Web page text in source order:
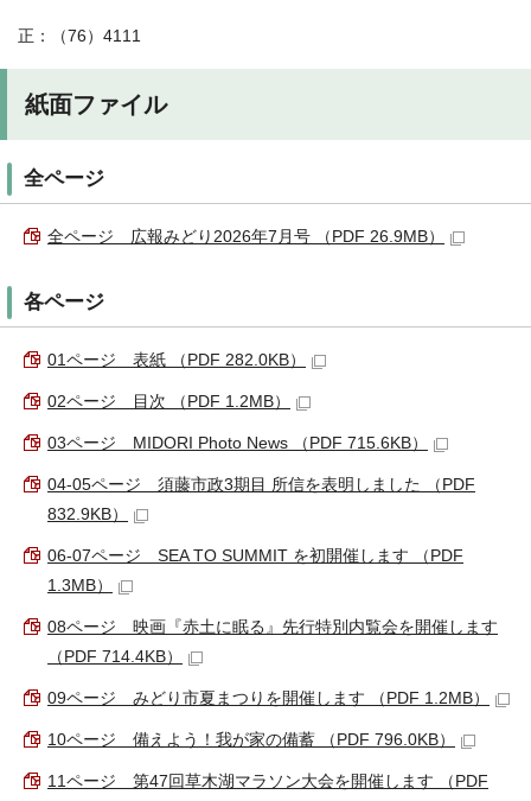
正：（76）4111
紙面ファイル
全ページ
全ページ 広報みどり2026年7月号 （PDF 26.9MB）
各ページ
01ページ 表紙 （PDF 282.0KB）
02ページ 目次 （PDF 1.2MB）
03ページ MIDORI Photo News （PDF 715.6KB）
04-05ページ 須藤市政3期目 所信を表明しました （PDF
832.9KB）
06-07ページ SEA TO SUMMIT を初開催します （PDF
1.3MB）
08ページ 映画『赤土に眠る』先行特別内覧会を開催します
（PDF 714.4KB）
09ページ みどり市夏まつりを開催します （PDF 1.2MB）
10ページ 備えよう！我が家の備蓄 （PDF 796.0KB）
11ページ 第47回草木湖マラソン大会を開催します （PDF